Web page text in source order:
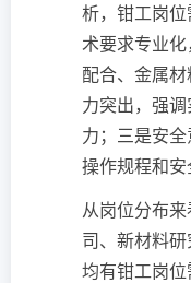
析，钳工岗
术要求专业
配合、金属
力突出，强
力；三是安
操作规程和安
从岗位分布
司、新材料
均有钳工岗